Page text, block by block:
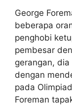
George
beberapa
penghobi
pembesar
gerangan,
dengan
pada
Foreman